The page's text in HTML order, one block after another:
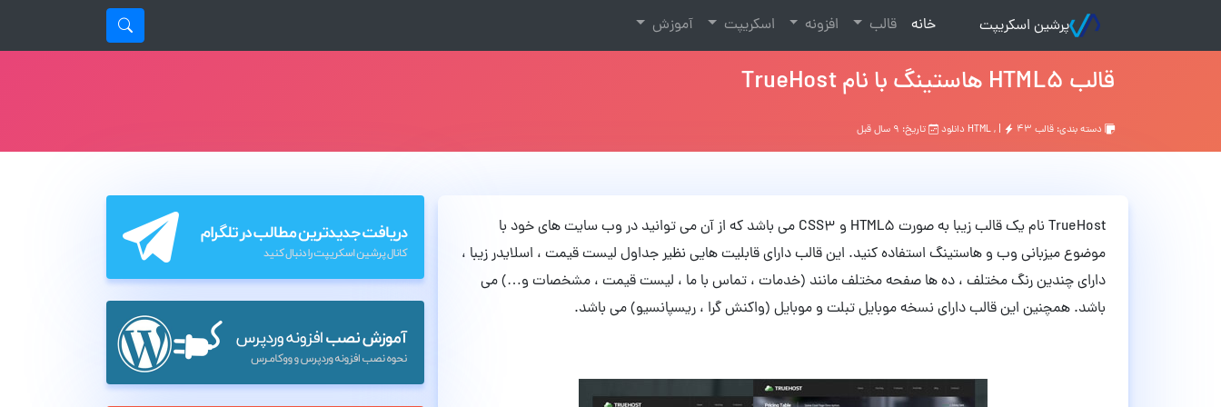
پرشین اسکریپت خانه
(current) قالب افزونه اسکریپت آموزش
قالب HTML5 هاستینگ با نام TrueHost
دسته بندی: قالب HTML , | ۴۳ دانلود تاریخ: ۹ سال قبل
TrueHost نام یک قالب زیبا به صورت HTML5 و CSS3 می باشد که از آن می توانید در وب سایت های خود با
موضوع میزبانی وب و هاستینگ استفاده کنید. این قالب دارای قابلیت هایی نظیر جداول لیست قیمت ، اسلایدر زیبا ،
دارای چندین رنگ مختلف ، ده ها صفحه مختلف مانند (خدمات ، تماس با ما ، لیست قیمت ، مشخصات و…) می
باشد. همچنین این قالب دارای نسخه موبایل تبلت و موبایل (واکنش گرا ، ریسپانسیو) می باشد.